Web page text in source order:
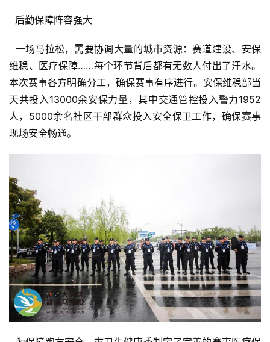
后勤保障阵容强大
一场马拉松，需要协调大量的城市资源：赛道建设、安保
维稳、医疗保障……每个环节背后都有无数人付出了汗水。
本次赛事各方明确分工，确保赛事有序进行。安保维稳部当
天共投入13000余安保力量，其中交通管控投入警力1952
人，5000余名社区干部群众投入安全保卫工作，确保赛事
现场安全畅通。